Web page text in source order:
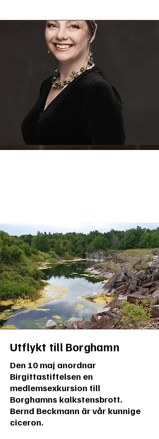
Utflykt till Borghamn
Den 10 maj anordnar
Birgittastiftelsen en
medlemsexkursion till
Borghamns kalkstensbrott.
Bernd Beckmann är vår kunnige
ciceron.